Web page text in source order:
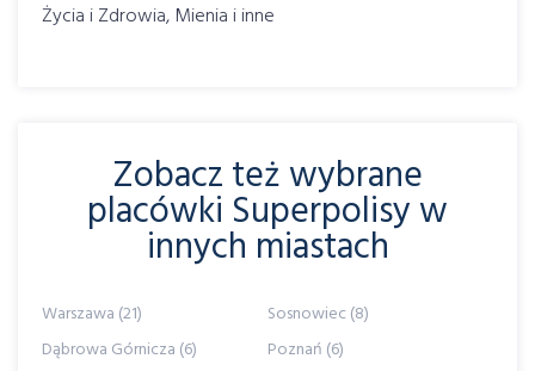
Życia i Zdrowia, Mienia i inne
Zobacz też wybrane
placówki Superpolisy w
innych miastach
Warszawa (21)
Sosnowiec (8)
Dąbrowa Górnicza (6)
Poznań (6)